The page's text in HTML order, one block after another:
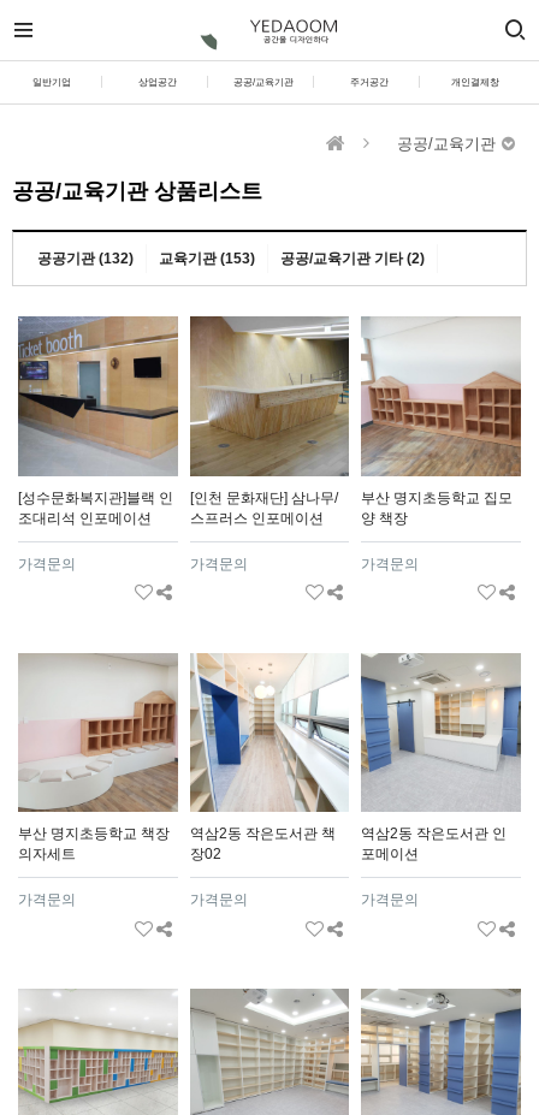
일반기업 상업공간 공공/교육기관 주거공간 개인결제창
공공/교육기관 상품리스트
공공/교육기관
공공기관 (132) 교육기관 (153) 공공/교육기관 기타 (2)
[성수문화복지관]블랙 인
조대리석 인포메이션
가격문의
[인천 문화재단] 삼나무/
스프러스 인포메이션
가격문의
부산 명지초등학교 집모
양 책장
가격문의
부산 명지초등학교 책장
의자세트
가격문의
역삼2동 작은도서관 책
장02
가격문의
역삼2동 작은도서관 인
포메이션
가격문의